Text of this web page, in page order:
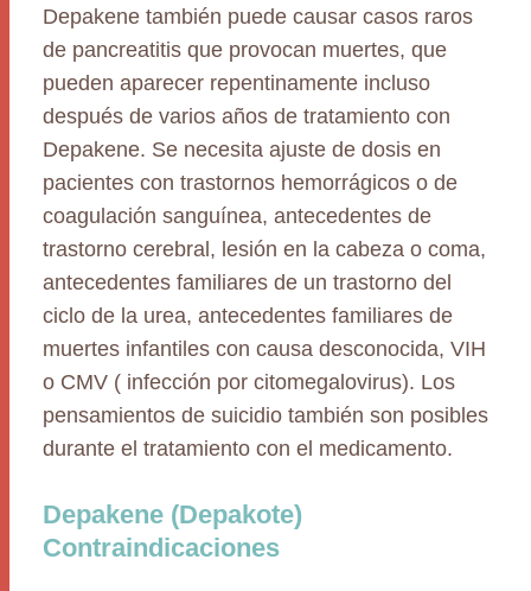
Depakene también puede causar casos raros
de pancreatitis que provocan muertes, que
pueden aparecer repentinamente incluso
después de varios años de tratamiento con
Depakene. Se necesita ajuste de dosis en
pacientes con trastornos hemorrágicos o de
coagulación sanguínea, antecedentes de
trastorno cerebral, lesión en la cabeza o coma,
antecedentes familiares de un trastorno del
ciclo de la urea, antecedentes familiares de
muertes infantiles con causa desconocida, VIH
o CMV ( infección por citomegalovirus). Los
pensamientos de suicidio también son posibles
durante el tratamiento con el medicamento.
Depakene (Depakote)
Contraindicaciones